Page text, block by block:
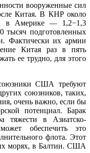
вооруженные сил
Китая. В КНР около
в Америке — 1,2−1,3
подготовленных
Фактически их армии
Китая раз в пять
ее трудно, для этого
США требуют
союзников, таких,
очень важно, если бы
потенциал. Барак
тяжести в Азиатско-
обеспечить это
флота. Этот
морях, в Балтии. США